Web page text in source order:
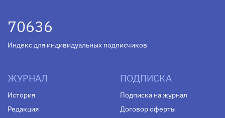
70636
Индекс для индивидуальных подписчиков
ЖУРНАЛ
История
Редакция
ПОДПИСКА
Подписка на журнал
Договор оферты